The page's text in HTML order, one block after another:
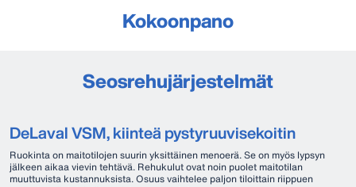
Kokoonpano
Seosrehujärjestelmät
DeLaval VSM, kiinteä pystyruuvisekoitin
Ruokinta on maitotilojen suurin yksittäinen menoerä. Se on myös lypsyn
jälkeen aikaa vievin tehtävä. Rehukulut ovat noin puolet maitotilan
muuttuvista kustannuksista. Osuus vaihtelee paljon tiloittain riippuen